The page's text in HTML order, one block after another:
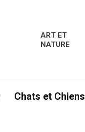
ART ET
NATURE
Chats et Chiens